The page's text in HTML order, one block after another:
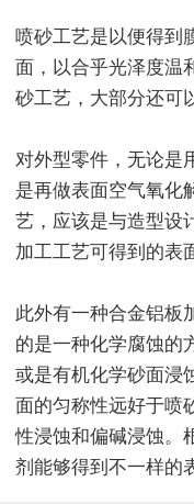
喷砂工艺是以便得到
面，以合乎光泽度温
砂工艺，大部分还可
对外型零件，无论是
是再做表面空气氧化
艺，应该是与造型设
加工工艺可得到的表
此外有一种合金铝板
的是一种化学腐蚀的
或是有机化学砂面浸
面的匀称性远好于喷
性浸蚀和偏碱浸蚀。
剂能够得到不一样的